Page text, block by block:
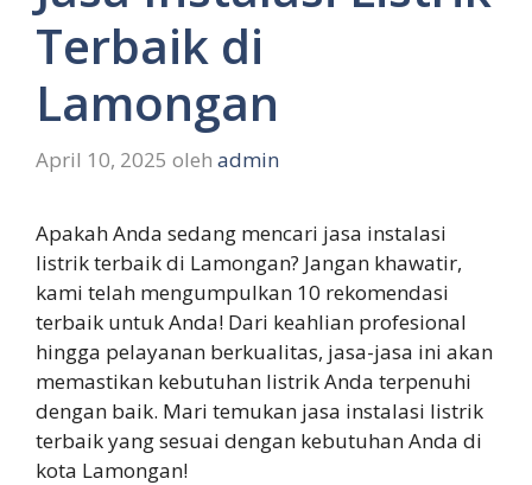
Terbaik di
Lamongan
April 10, 2025 oleh admin
Apakah Anda sedang mencari jasa instalasi
listrik terbaik di Lamongan? Jangan khawatir,
kami telah mengumpulkan 10 rekomendasi
terbaik untuk Anda! Dari keahlian profesional
hingga pelayanan berkualitas, jasa-jasa ini akan
memastikan kebutuhan listrik Anda terpenuhi
dengan baik. Mari temukan jasa instalasi listrik
terbaik yang sesuai dengan kebutuhan Anda di
kota Lamongan!